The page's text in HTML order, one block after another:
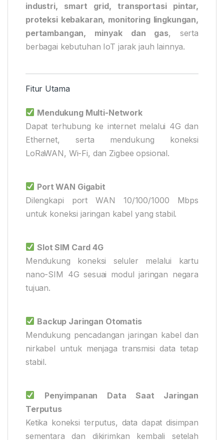
industri, smart grid, transportasi pintar,
proteksi kebakaran, monitoring lingkungan,
pertambangan, minyak dan gas, serta
berbagai kebutuhan IoT jarak jauh lainnya.
Fitur Utama
Mendukung Multi-Network
Dapat terhubung ke internet melalui 4G dan
Ethernet, serta mendukung koneksi
LoRaWAN, Wi-Fi, dan Zigbee opsional.
Port WAN Gigabit
Dilengkapi port WAN 10/100/1000 Mbps
untuk koneksi jaringan kabel yang stabil.
Slot SIM Card 4G
Mendukung koneksi seluler melalui kartu
nano-SIM 4G sesuai modul jaringan negara
tujuan.
Backup Jaringan Otomatis
Mendukung pencadangan jaringan kabel dan
nirkabel untuk menjaga transmisi data tetap
stabil.
Penyimpanan Data Saat Jaringan
Terputus
Ketika koneksi terputus, data dapat disimpan
sementara dan dikirimkan kembali setelah